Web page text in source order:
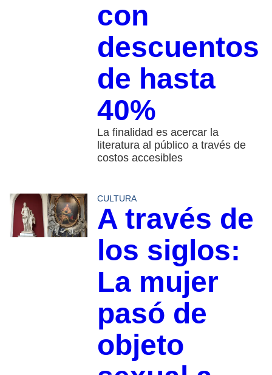
con
descuentos
de hasta
40%
La finalidad es acercar la
literatura al público a través de
costos accesibles
CULTURA
A través de
los siglos:
La mujer
pasó de
objeto